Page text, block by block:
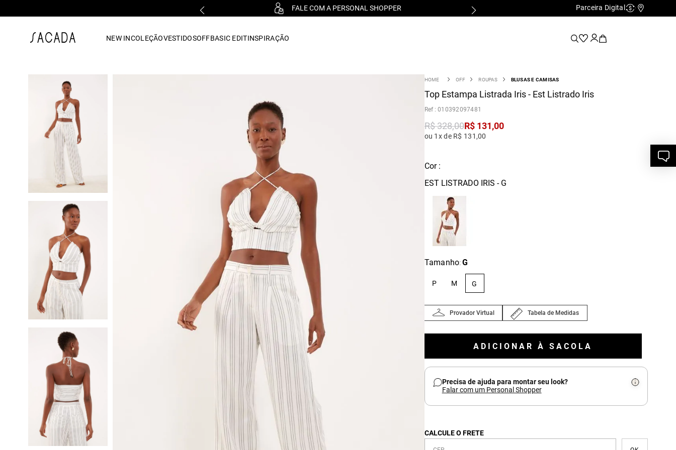
FALE COM A PERSONAL SHOPPER Parceira Digital Cashback
NEW INCOLEÇÃOVESTIDOSOFFBASIC EDITINSPIRAÇÃO
OFF ROUPAS BLUSAS E CAMISAS
Top Estampa Listrada Iris - Est Listrado Iris
:010392097481
R$328,00R$ 131,00
ou 1x de R$ 131,00
Cor :
EST LISTRADO IRIS - G
Tamanho: G
P M G
Provador Virtual Tabela de Medidas
ADICIONAR À SACOLA
Precisa de ajuda para montar seu look?
Falar com um Personal Shopper
CALCULE O FRETE
vestido midi